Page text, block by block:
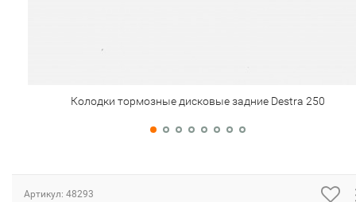
Колодки тормозные дисковые задние Destra 250
Артикул: 48293